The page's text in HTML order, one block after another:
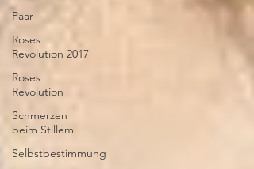
Paar
Roses
Revolution 2017
Roses
Revolution
Schmerzen
beim Stillem
Selbstbestimmung